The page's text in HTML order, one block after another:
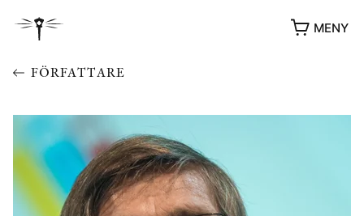
MENY
FÖRFATTARE